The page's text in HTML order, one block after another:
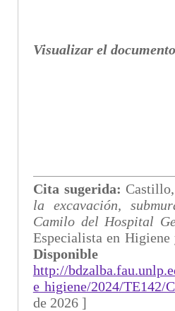
Visualizar el
Cita sugerida:
la excavación,
Camilo del Hospital
Especialista en
http://
e higiene/2024/TE142/
de 2026 ]